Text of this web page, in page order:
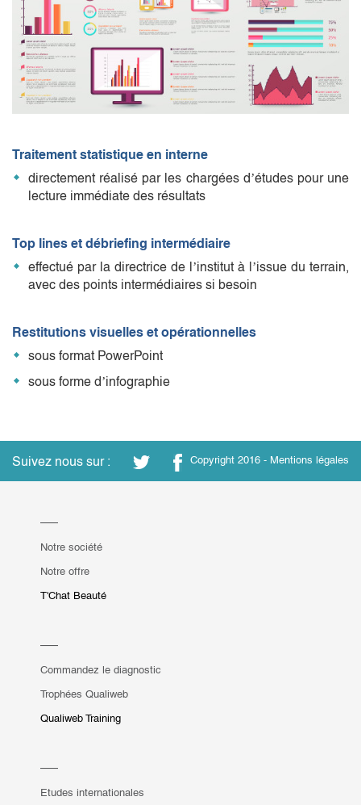
Traitement statistique en interne
directement réalisé par les chargées d’études pour une
lecture immédiate des résultats
Top lines et débriefing intermédiaire
effectué par la directrice de l’institut à l’issue du terrain,
avec des points intermédiaires si besoin
Restitutions visuelles et opérationnelles
sous format PowerPoint
sous forme d’infographie
Suivez nous sur : Copyright 2016 - Mentions légales
Notre société
Notre offre
T'Chat Beauté
Commandez le diagnostic
Trophées Qualiweb
Qualiweb Training
Etudes internationales